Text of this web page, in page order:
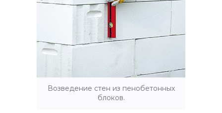
Возведение стен из пенобетонных
блоков.